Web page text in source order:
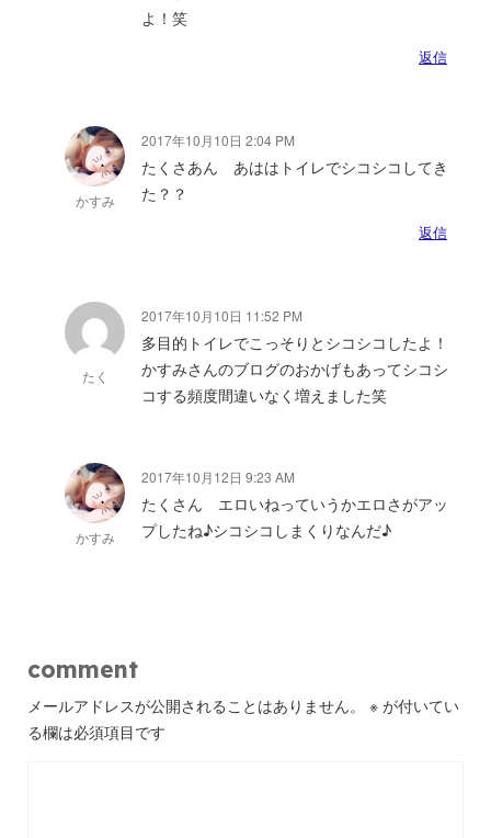
よ！笑
返信
かすみ
2017年10月10日 2:04 PM
たくさあん あははトイレでシコシコしてき
た？？
返信
たく
2017年10月10日 11:52 PM
多目的トイレでこっそりとシコシコしたよ！
かすみさんのブログのおかげもあってシコシ
コする頻度間違いなく増えました笑
かすみ
2017年10月12日 9:23 AM
たくさん エロいねっていうかエロさがアッ
プしたね♪シコシコしまくりなんだ♪
comment
メールアドレスが公開されることはありません。 ※ が付いてい
る欄は必須項目です